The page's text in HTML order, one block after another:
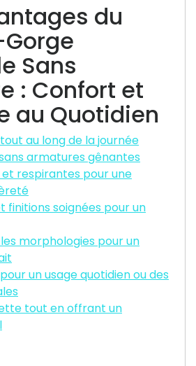
du
Sans
: Confort et
au Quotidien
au long de la journée
armatures gênantes
respirantes pour une
finitions soignées pour un
morphologies pour un
un usage quotidien ou des
tout en offrant un